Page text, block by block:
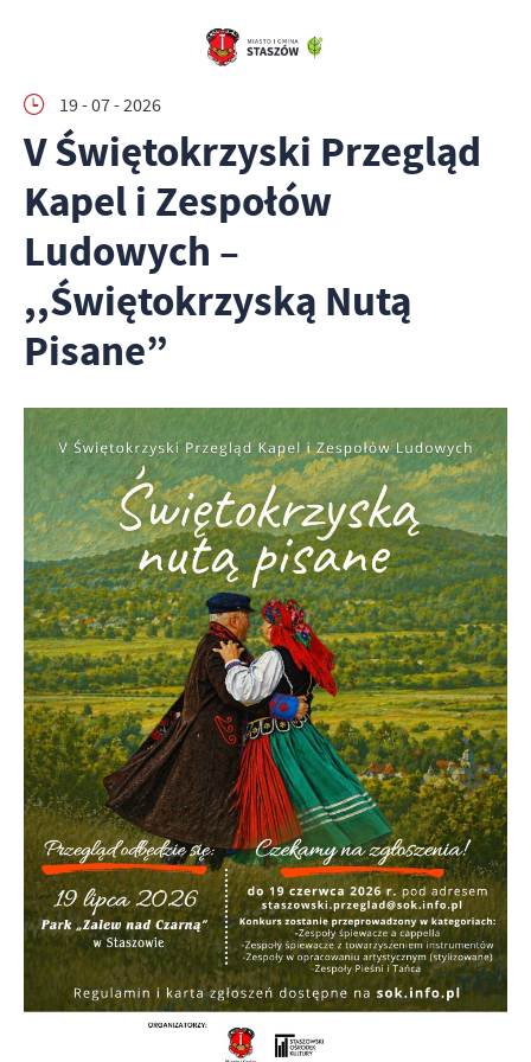
19 - 07 - 2026
V Świętokrzyski Przegląd
Kapel i Zespołów
Ludowych –
,,Świętokrzyską Nutą
Pisane”